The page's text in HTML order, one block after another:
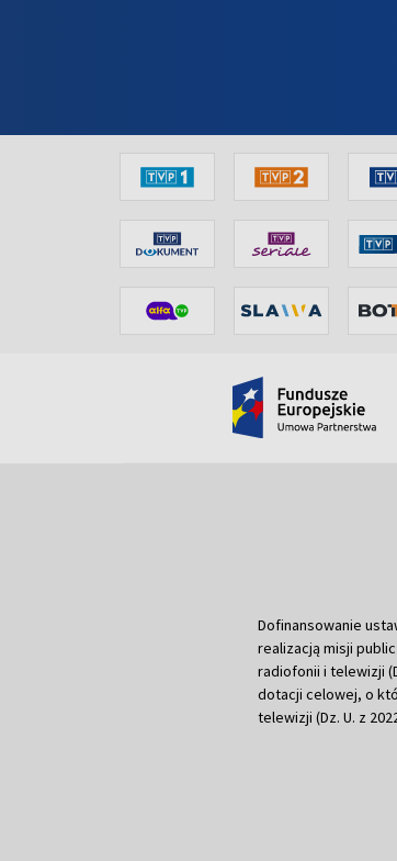
Dofinansowanie
realizacją misji
radiofonii i telewizji
dotacji celowej, o
telewizji (Dz. U. z